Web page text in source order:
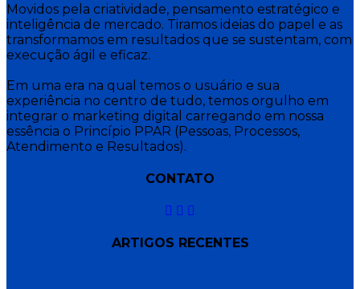
Movidos pela criatividade, pensamento estratégico e
inteligência de mercado. Tiramos ideias do papel e as
transformamos em resultados que se sustentam, com
execução ágil e eficaz.
Em uma era na qual temos o usuário e sua
experiência no centro de tudo, temos orgulho em
integrar o marketing digital carregando em nossa
essência o Princípio PPAR (Pessoas, Processos,
Atendimento e Resultados).
CONTATO
ARTIGOS RECENTES